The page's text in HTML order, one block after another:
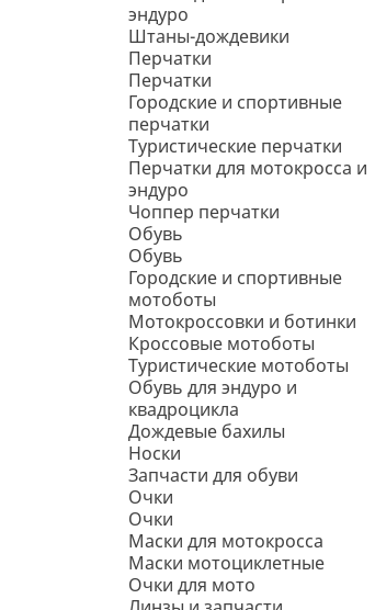
эндуро
Штаны-дождевики
Перчатки
Перчатки
Городские и спортивные
перчатки
Туристические перчатки
Перчатки для мотокросса и
эндуро
Чоппер перчатки
Обувь
Обувь
Городские и спортивные
мотоботы
Мотокроссовки и ботинки
Кроссовые мотоботы
Туристические мотоботы
Обувь для эндуро и
квадроцикла
Дождевые бахилы
Носки
Запчасти для обуви
Очки
Очки
Маски для мотокросса
Маски мотоциклетные
Очки для мото